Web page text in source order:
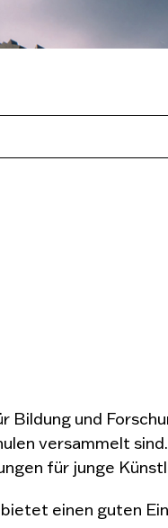
und
versammelt
für junge
einen guten